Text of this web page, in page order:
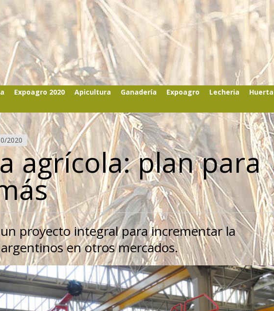
Expoagro 2020 Apicultura Ganadería Expoagro Lecheria
2020
agrícola: plan para
proyecto integral para incrementar la
en otros mercados.